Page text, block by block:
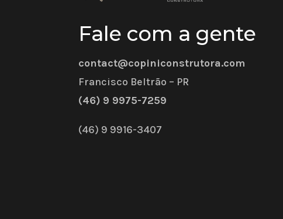
Fale com a gente
contact@copiniconstrutora.com
Francisco Beltrão – PR
(46) 9 9975-7259
(46) 9 9916-3407